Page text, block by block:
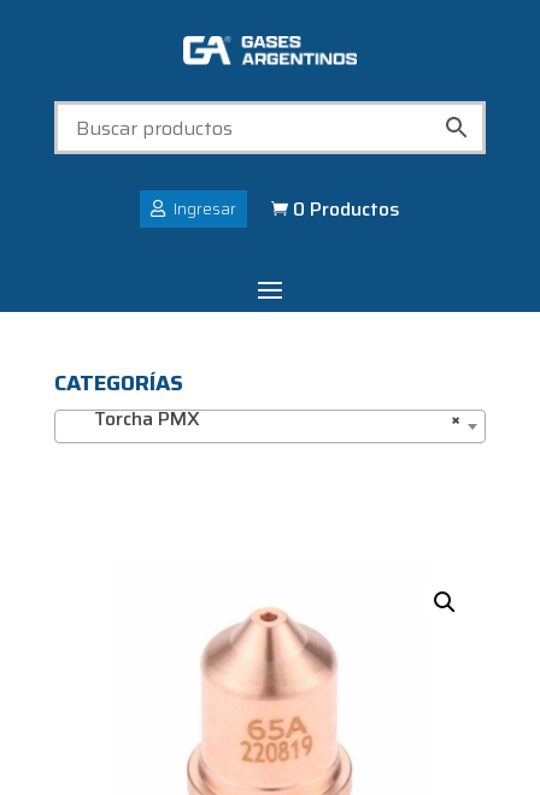
Ingresar  0 Productos
CATEGORÍAS
×
Torcha PMX